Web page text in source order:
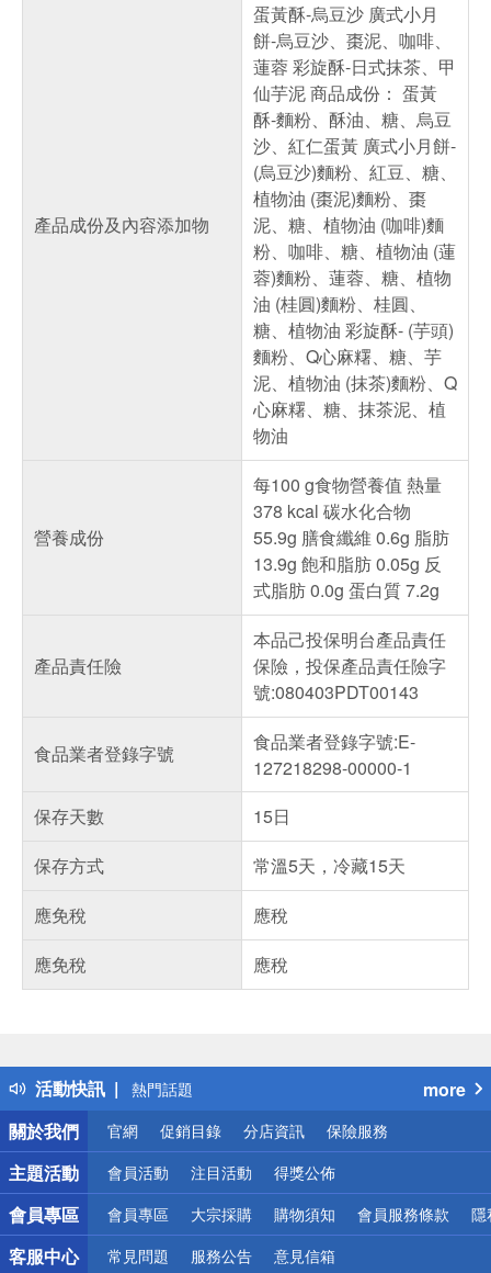
產品成份及內容添加物
蛋黃酥-烏豆沙 廣式小月
餅-烏豆沙、棗泥、咖啡、
蓮蓉 彩旋酥-日式抹茶、甲
仙芋泥 商品成份： 蛋黃
酥-麵粉、酥油、糖、烏豆
沙、紅仁蛋黃 廣式小月餅-
(烏豆沙)麵粉、紅豆、糖、
植物油 (棗泥)麵粉、棗
泥、糖、植物油 (咖啡)麵
粉、咖啡、糖、植物油 (蓮
蓉)麵粉、蓮蓉、糖、植物
油 (桂圓)麵粉、桂圓、
糖、植物油 彩旋酥- (芋頭)
麵粉、Q心麻糬、糖、芋
泥、植物油 (抹茶)麵粉、Q
心麻糬、糖、抹茶泥、植
物油
營養成份
每100 g食物營養值 熱量
378 kcal 碳水化合物
55.9g 膳食纖維 0.6g 脂肪
13.9g 飽和脂肪 0.05g 反
式脂肪 0.0g 蛋白質 7.2g
產品責任險
本品己投保明台產品責任
保險，投保產品責任險字
號:080403PDT00143
食品業者登錄字號
食品業者登錄字號:E-
127218298-00000-1
保存天數
15日
保存方式
常溫5天，冷藏15天
應免稅
應稅
應免稅
應稅
活動快訊
得獎公告
熱門話題
銀行優惠
偏遠地區配送
詐騙網頁！請小心！
more
關於我們
官網 促銷目錄 分店資訊 保險服務
主題活動 會員活動 注目活動 得獎公佈
會員專區 會員專區 大宗採購 購物須知 會員服務條款 隱
客服中心 常見問題 服務公告 意見信箱